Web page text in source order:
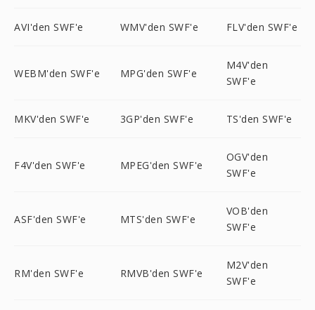
AVI'den SWF'e WMV'den SWF'e FLV'den SWF'e
WEBM'den SWF'e MPG'den SWF'e
M4V'den
SWF'e
MKV'den SWF'e 3GP'den SWF'e TS'den SWF'e
F4V'den SWF'e MPEG'den SWF'e
OGV'den
SWF'e
ASF'den SWF'e MTS'den SWF'e
VOB'den
SWF'e
RM'den SWF'e RMVB'den SWF'e
M2V'den
SWF'e